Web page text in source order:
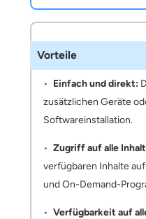
Vorteile
Einfach und direkt:
zusätzlichen Geräte
Softwareinstallation.
Zugriff auf alle
verfügbaren Inhalte
und On-Demand-
Verfügbarkeit auf